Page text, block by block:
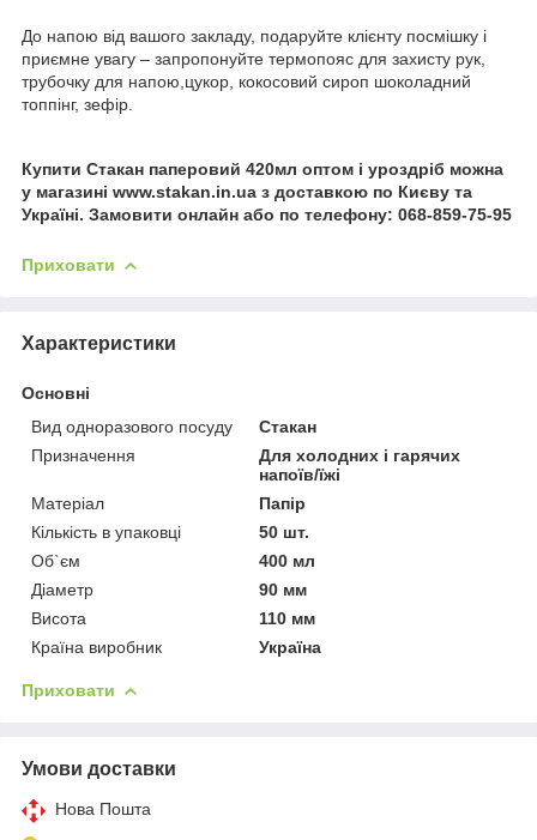
До напою від вашого закладу, подаруйте клієнту посмішку і
приємне увагу – запропонуйте термопояс для захисту рук,
трубочку для напою,цукор, кокосовий сироп шоколадний
топпінг, зефір.
Купити Стакан паперовий 420мл оптом і уроздріб можна
у магазині www.stakan.in.ua з доставкою по Києву та
Україні. Замовити онлайн або по телефону: 068-859-75-95
Приховати
Характеристики
Основні
Вид одноразового посуду
Стакан
Призначення
Для холодних і гарячих
напоїв/їжі
Матеріал
Папір
Кількість в упаковці
50 шт.
Об`єм
400 мл
Діаметр
90 мм
Висота
110 мм
Країна виробник
Україна
Приховати
Умови доставки
Нова Пошта